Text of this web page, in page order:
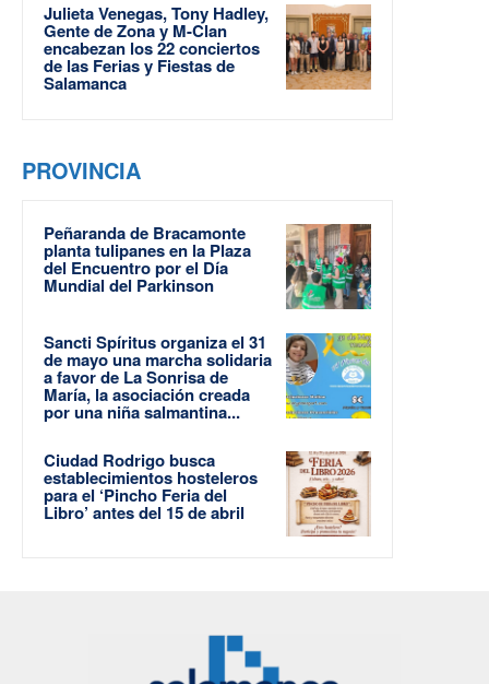
Julieta Venegas, Tony Hadley,
Gente de Zona y M-Clan
encabezan los 22 conciertos
de las Ferias y Fiestas de
Salamanca
PROVINCIA
Peñaranda de Bracamonte
planta tulipanes en la Plaza
del Encuentro por el Día
Mundial del Parkinson
Sancti Spíritus organiza el 31
de mayo una marcha solidaria
a favor de La Sonrisa de
María, la asociación creada
por una niña salmantina...
Ciudad Rodrigo busca
establecimientos hosteleros
para el ‘Pincho Feria del
Libro’ antes del 15 de abril